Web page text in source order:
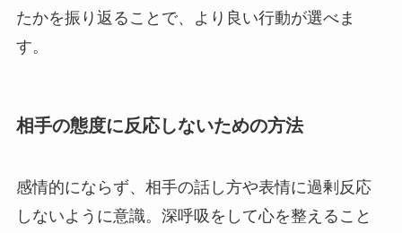
たかを振り返ることで、より良い行動が選べま
す。
相手の態度に反応しないための方法
感情的にならず、相手の話し方や表情に過剰反応
しないように意識。深呼吸をして心を整えること